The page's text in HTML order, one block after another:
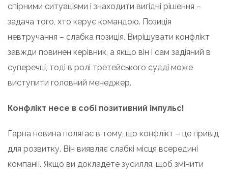
спірними ситуаціями і знаходити вигідні рішення –
задача того, хто керує командою. Позиція
невтручання – слабка позиція. Вирішувати конфлікт
завжди повинен керівник, а якщо він і сам задіяний в
суперечці, тоді в ролі третейського судді може
виступити головний менеджер.
Конфлікт несе в собі позитивний імпульс!
Гарна новина полягає в тому, що конфлікт – це привід
для розвитку. Він виявляє слабкі місця всередині
компанії. Якщо ви докладете зусилля, щоб змінити